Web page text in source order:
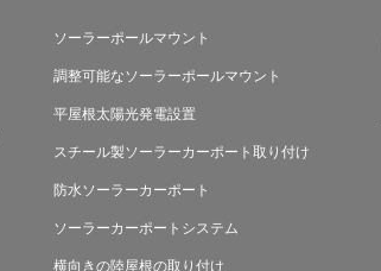
ソーラーポールマウント
調整可能なソーラーポールマウント
平屋根太陽光発電設置
スチール製ソーラーカーポート取り付け
防水ソーラーカーポート
ソーラーカーポートシステム
横向きの陸屋根の取り付け